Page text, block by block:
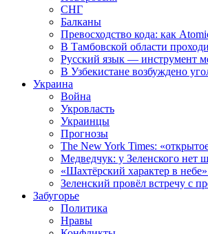
СНГ
Балканы
Превосходство кода: как
В Тамбовской области
Русский язык — инструмент
В Узбекистане возбуждено
Украина
Война
Укровласть
Украинцы
Прогнозы
The New York Times:
Медведчук: у Зеленского нет
«Шахтёрский характер в
Зеленский провёл встречу с
Забугорье
Политика
Нравы